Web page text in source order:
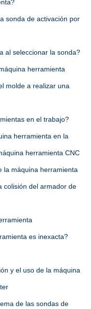
sonda de activación por
al seleccionar la sonda?
herramienta
molde a realizar una
en el trabajo?
herramienta en la
herramienta CNC
la máquina herramienta
colisión del armador de
es inexacta?
y el uso de la máquina
de las sondas de